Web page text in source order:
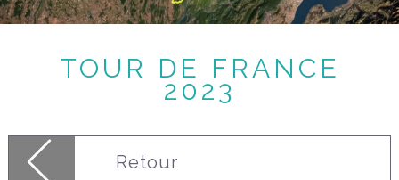
TOUR DE FRANCE
2023
Retour